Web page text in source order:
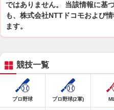
ではありません。 当該情報に基
も、株式会社NTTドコモおよび
ます。
競技一覧
プロ野球 プロ野球(2軍)